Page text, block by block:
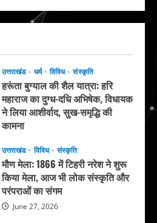
उत्तराखंड धर्म विविध संस्कृति
हरूंता बुग्याल की शैल यात्रा: हरि
महाराज का दुग्ध-दधि अभिषेक, विधायक
ने लिया आशीर्वाद, सुख-समृद्धि की
कामना
उत्तराखंड
विविध संस्कृति
मौण मेला: 1866 में टिहरी नरेश ने शुरू
किया मेला, आज भी लोक संस्कृति और
परंपराओं का संगम
June 27, 2026